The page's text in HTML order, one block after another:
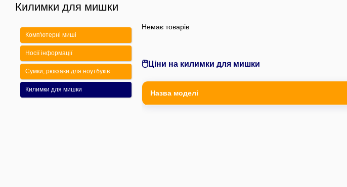
Килимки для мишки
🖱️Ціни на килимки для мишки
Назва моделі
Немає товарів
Комп'ютерні миші
Носії інформації
Сумки, рюкзаки для ноутбуків
Килимки для мишки